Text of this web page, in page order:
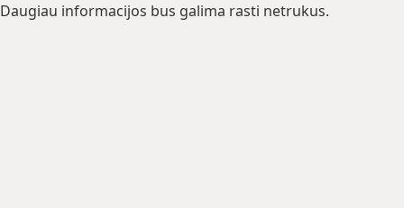
Daugiau informacijos bus galima rasti netrukus.